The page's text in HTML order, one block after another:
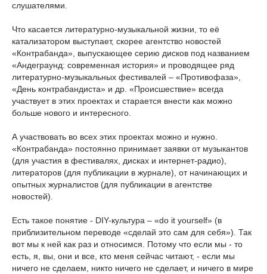
слушателями.
Что касается литературно-музыкальной жизни, то её
катализатором выступает, скорее агентство новостей
«Контрабанда», выпускающее серию дисков под названием
«Андеграунд: современная история» и проводящее ряд
литературно-музыкальных фестивалей – «Противофаза»,
«День контрабандиста» и др. «Происшествие» всегда
участвует в этих проектах и старается внести как можно
больше нового и интересного.
А участвовать во всех этих проектах можно и нужно.
«Контрабанда» постоянно принимает заявки от музыкантов
(для участия в фестивалях, дисках и интернет-радио),
литераторов (для публикации в журнале), от начинающих и
опытных журналистов (для публикации в агентстве
новостей).
Есть такое понятие - DIY-культура – «do it yourself» (в
приблизительном переводе «сделай это сам для себя»). Так
вот мы к ней как раз и относимся. Потому что если мы - то
есть, я, вы, они и все, кто меня сейчас читают, - если мы
ничего не сделаем, никто ничего не сделает, и ничего в мире